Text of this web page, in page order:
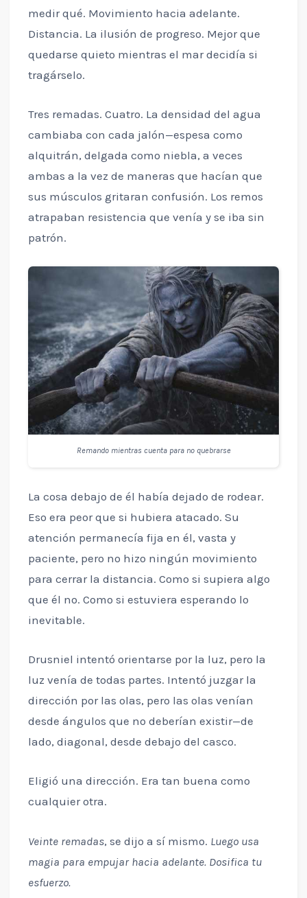
medir qué. Movimiento hacia adelante.
Distancia. La ilusión de progreso. Mejor que
quedarse quieto mientras el mar decidía si
tragárselo.
Tres remadas. Cuatro. La densidad del agua
cambiaba con cada jalón—espesa como
alquitrán, delgada como niebla, a veces
ambas a la vez de maneras que hacían que
sus músculos gritaran confusión. Los remos
atrapaban resistencia que venía y se iba sin
patrón.
Remando mientras cuenta para no quebrarse
La cosa debajo de él había dejado de rodear.
Eso era peor que si hubiera atacado. Su
atención permanecía fija en él, vasta y
paciente, pero no hizo ningún movimiento
para cerrar la distancia. Como si supiera algo
que él no. Como si estuviera esperando lo
inevitable.
Drusniel intentó orientarse por la luz, pero la
luz venía de todas partes. Intentó juzgar la
dirección por las olas, pero las olas venían
desde ángulos que no deberían existir—de
lado, diagonal, desde debajo del casco.
Eligió una dirección. Era tan buena como
cualquier otra.
Veinte remadas, se dijo a sí mismo. Luego usa
magia para empujar hacia adelante. Dosifica tu
esfuerzo.